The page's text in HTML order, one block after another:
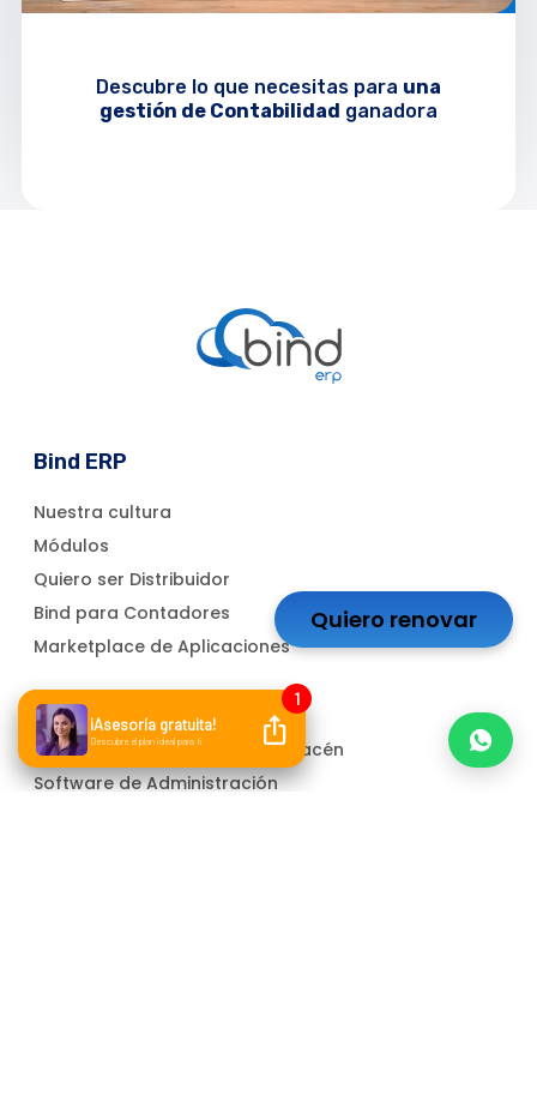
Descubre lo que necesitas para una
gestión de Contabilidad ganadora
Bind ERP
Nuestra cultura
Módulos
Quiero ser Distribuidor
Bind para Contadores
Marketplace de Aplicaciones
Soluciones
Software para Control de Almacén
Software de Administración
Quiero renovar